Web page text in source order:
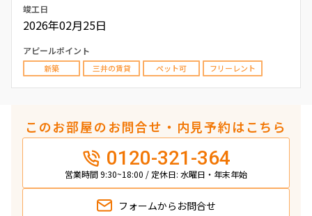
竣工日
2026年02月25日
アピールポイント
新築 三井の賃貸 ペット可 フリーレント
このお部屋のお問合せ・内見予約はこちら
0120-321-364
営業時間 9:30~18:00 / 定休日: 水曜日・年末年始
フォームから お問合せ